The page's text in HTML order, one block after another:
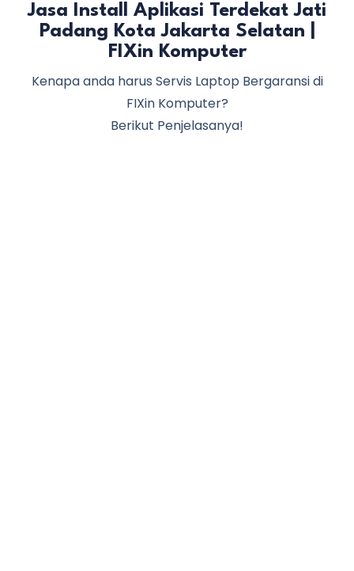
Jasa Install Aplikasi Terdekat Jati
Padang Kota Jakarta Selatan |
FIXin Komputer
Kenapa anda harus Servis Laptop Bergaransi di
FIXin Komputer?
Berikut Penjelasanya!